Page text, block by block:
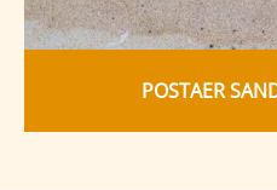
POSTAER